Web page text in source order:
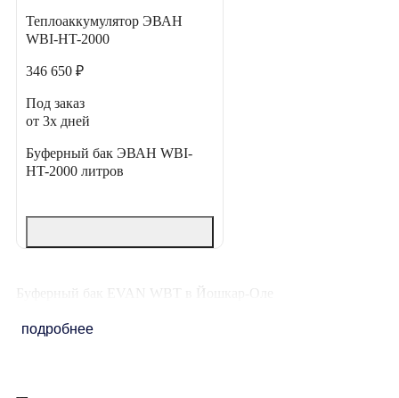
Теплоаккумулятор ЭВАН
WBI-HT-2000
346 650 ₽
Под заказ
от 3х дней
Буферный бак ЭВАН WBI-
HT-2000 литров
Буферный бак EVAN WBT в Йошкар-Оле
подробнее